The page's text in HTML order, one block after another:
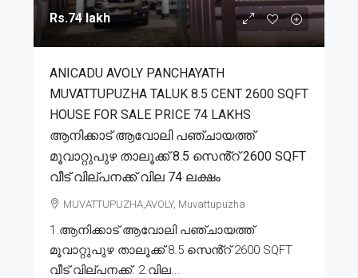
Rs.74 lakh
ANICADU AVOLY PANCHAYATH
MUVATTUPUZHA TALUK 8.5 CENT 2600 SQFT
HOUSE FOR SALE PRICE 74 LAKHS
ആനിക്കാട് ആവോലി പഞ്ചായത്ത്
മൂവാറ്റുപുഴ താലൂക്ക് 8.5 സെൻ്റ് 2600 SQFT
വീട് വില്പനക്ക് വില 74 ലക്ഷം
MUVATTUPUZHA,AVOLY, Muvattupuzha
1.ആനിക്കാട് ആവോലി പഞ്ചായത്ത്
മൂവാറ്റുപുഴ താലൂക്ക് 8.5 സെൻ്റ് 2600 SQFT
വീട് വില്പനക്ക്. 2.വില...